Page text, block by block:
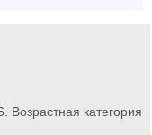
Возрастная категория